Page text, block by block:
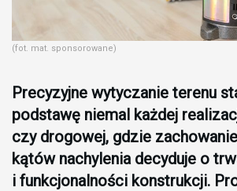
(fot. mat. sponsorowane)
Precyzyjne wytyczanie terenu
podstawę niemal każdej
czy drogowej, gdzie
kątów nachylenia decyduje o
i funkcjonalności konstrukcji.